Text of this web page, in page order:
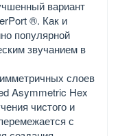
вариант
®. Как и
популярной
звучанием в
слоев
Asymmetric Hex
чистого и
с